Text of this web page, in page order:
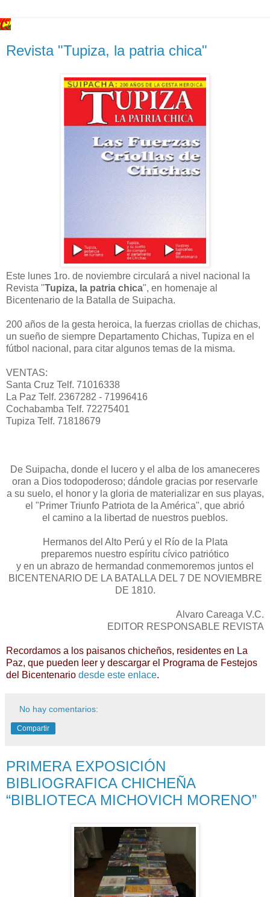
Revista "Tupiza, la patria chica"
Este lunes 1ro. de noviembre circulará a nivel nacional la
Revista "Tupiza, la patria chica", en homenaje al
Bicentenario de la Batalla de Suipacha.
200 años de la gesta heroica, la fuerzas criollas de chichas,
un sueño de siempre Departamento Chichas, Tupiza en el
fútbol nacional, para citar algunos temas de la misma.
VENTAS:
Santa Cruz Telf. 71016338
La Paz Telf. 2367282 - 71996416
Cochabamba Telf. 72275401
Tupiza Telf. 71818679
De Suipacha, donde el lucero y el alba de los amaneceres
oran a Dios todopoderoso; dándole gracias por reservarle
a su suelo, el honor y la gloria de materializar en sus playas,
el "Primer Triunfo Patriota de la América", que abrió
el camino a la libertad de nuestros pueblos.
Hermanos del Alto Perú y el Río de la Plata
preparemos nuestro espíritu cívico patriótico
y en un abrazo de hermandad conmemoremos juntos el
BICENTENARIO DE LA BATALLA DEL 7 DE NOVIEMBRE
DE 1810.
Alvaro Careaga V.C.
EDITOR RESPONSABLE REVISTA
Recordamos a los paisanos chicheños, residentes en La
Paz, que pueden leer y descargar el Programa de Festejos
del Bicentenario desde este enlace.
No hay comentarios:
Compartir
PRIMERA EXPOSICIÓN
BIBLIOGRAFICA CHICHEÑA
“BIBLIOTECA MICHOVICH MORENO”